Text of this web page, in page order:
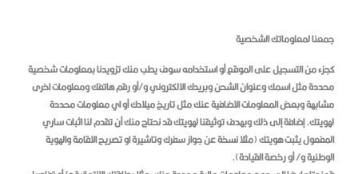
جمعنا لمعلوماتك الشخصية
كجزء من التسجيل على الموقع أو استخدامه سوف يطب منك تزويدنا بمعلومات شخصية
محددة مثل اسمك وعنوان الشحن وبريدك الالكتروني و/أو رقم هاتفك ومعلومات اخرى
مشابهة وبعض المعلومات الاضافية عنك مثل تاريخ ميلادك أو اي معلومات محددة
لهويتك. إضافة إلى ذلك وبهدف توثيقنا لهويتك قد نحتاج منك أن تقدم لنا اثبات ساري
المفعول يثبت هويتك (مثلا نسخة عن جواز سفرك وتاشيرة او تصريح الاقامة والهوية
الوطنية و/ أو رخصة القيادة).